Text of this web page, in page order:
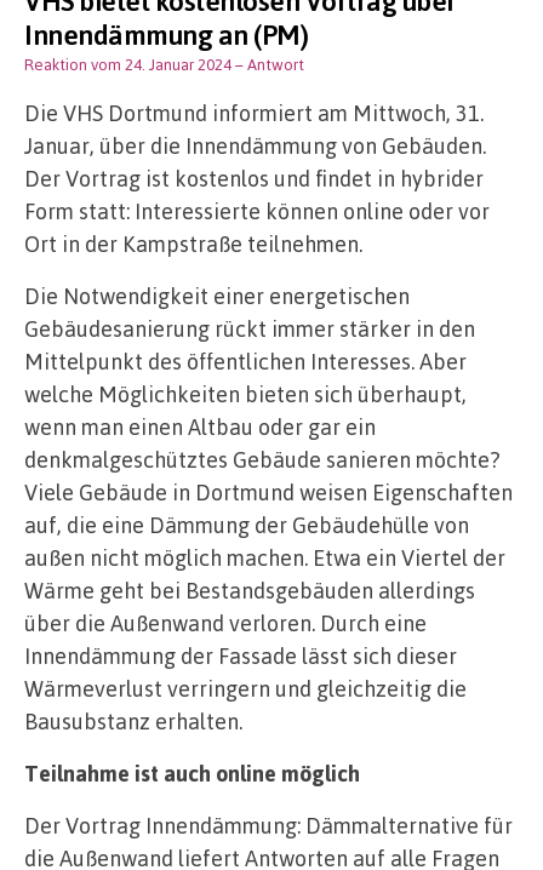
Innendämmung an (PM)
Reaktion vom 24. Januar 2024– Antwort
Die VHS Dortmund informiert am Mittwoch, 31.
Januar, über die Innendämmung von Gebäuden.
Der Vortrag ist kostenlos und findet in hybrider
Form statt: Interessierte können online oder vor
Ort in der Kampstraße teilnehmen.
Die Notwendigkeit einer energetischen
Gebäudesanierung rückt immer stärker in den
Mittelpunkt des öffentlichen Interesses. Aber
welche Möglichkeiten bieten sich überhaupt,
wenn man einen Altbau oder gar ein
denkmalgeschütztes Gebäude sanieren möchte?
Viele Gebäude in Dortmund weisen Eigenschaften
auf, die eine Dämmung der Gebäudehülle von
außen nicht möglich machen. Etwa ein Viertel der
Wärme geht bei Bestandsgebäuden allerdings
über die Außenwand verloren. Durch eine
Innendämmung der Fassade lässt sich dieser
Wärmeverlust verringern und gleichzeitig die
Bausubstanz erhalten.
Teilnahme ist auch online möglich
Der Vortrag Innendämmung: Dämmalternative für
die Außenwand liefert Antworten auf alle Fragen